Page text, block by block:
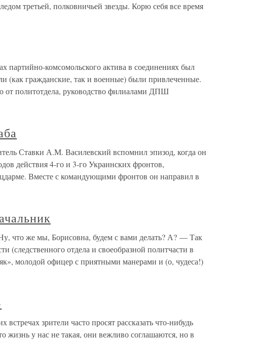
третьей, полковничьей звезды. Корю себя все время
комсомольского актива в соединениях был
(как гражданские, так и военные) были привлеченные.
от политотдела, руководство филиалами ДПШ
Ставки А.М. Василевский вспомнил эпизод, когда он
действия 4-го и 3-го Украинских фронтов,
Вместе с командующими фронтов он направил в
что же мы, Борисовна, будем с вами делать? А? — Так
(следственного отдела и своеобразной политчасти в
молодой офицер с приятными манерами и (о, чудеса!)
зрители часто просят рассказать что-нибудь
жизнь у нас не такая, они вежливо соглашаются, но в